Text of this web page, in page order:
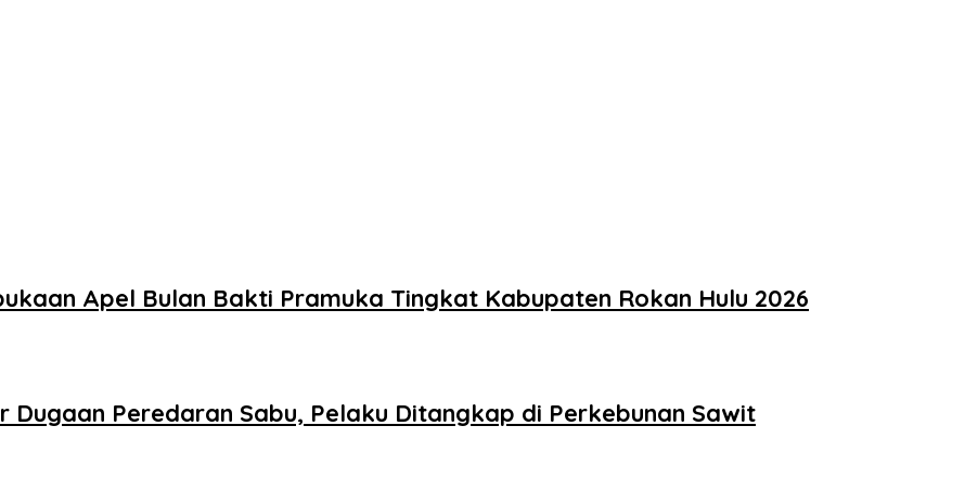
Apel Bulan Bakti Pramuka Tingkat Kabupaten Rokan Hulu 2026
Peredaran Sabu, Pelaku Ditangkap di Perkebunan Sawit